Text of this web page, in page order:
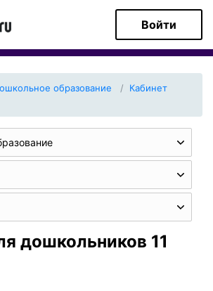
Войти
образование
Кабинет
дошкольников 11